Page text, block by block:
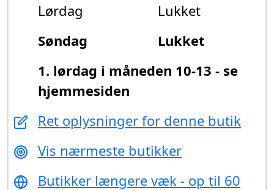
Lørdag
Lukket
Søndag
Lukket
1. lørdag i måneden 10-13 - se
hjemmesiden
Ret oplysninger for denne butik
Vis nærmeste butikker
Butikker længere væk - op til 60